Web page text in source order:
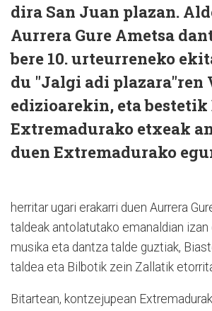
dira San Juan plazan.
Aurrera Gure Ametsa
bere 10. urteurreneko
du "Jalgi adi plazara"ren
edizioarekin, eta bestetik
Extremadurako etxeak
duen Extremadurako
herritar ugari erakarri duen Aurrera
taldeak antolatutako emanaldian izan
musika eta dantza talde guztiak,
taldea eta Bilbotik zein Zallatik
Bitartean, kontzejupean